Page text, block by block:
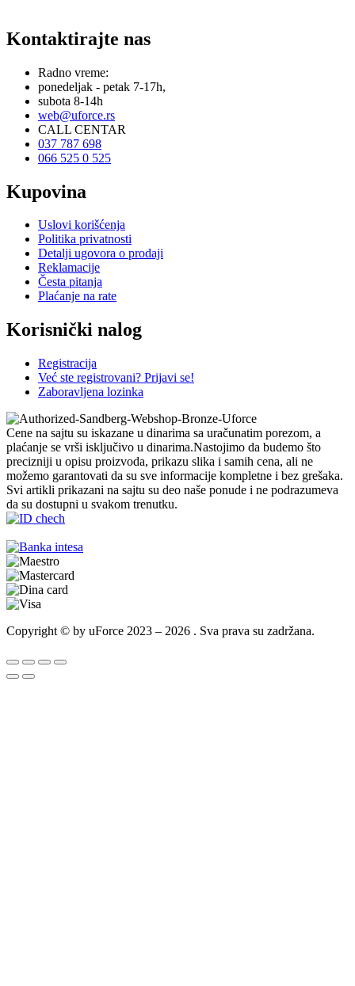
Kontaktirajte nas
Radno vreme:
ponedeljak - petak 7-17h,
subota 8-14h
web@uforce.rs
CALL CENTAR
037 787 698
066 525 0 525
Kupovina
Uslovi korišćenja
Politika privatnosti
Detalji ugovora o prodaji
Reklamacije
Česta pitanja
Plaćanje na rate
Korisnički nalog
Registracija
Već ste registrovani? Prijavi se!
Zaboravljena lozinka
Cene na sajtu su iskazane u dinarima sa uračunatim porezom, a
plaćanje se vrši isključivo u dinarima.Nastojimo da budemo što
precizniji u opisu proizvoda, prikazu slika i samih cena, ali ne
možemo garantovati da su sve informacije kompletne i bez grešaka.
Svi artikli prikazani na sajtu su deo naše ponude i ne podrazumeva
da su dostupni u svakom trenutku.
Copyright © by uForce 2023 – 2026 . Sva prava su zadržana.